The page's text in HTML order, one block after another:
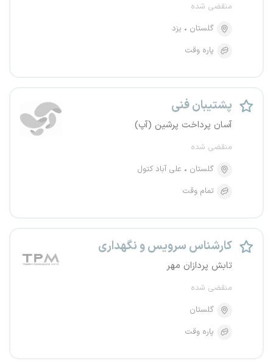
منقضی شده
گلستان
یزد
پاره وقت
پشتیبان فنی
آسان پرداخت پرشین (آپ)
منقضی شده
گلستان
علی آباد کتول
تمام وقت
کارشناس سرویس و نگهداری
تابش پردازان مهر
منقضی شده
گلستان
پاره وقت